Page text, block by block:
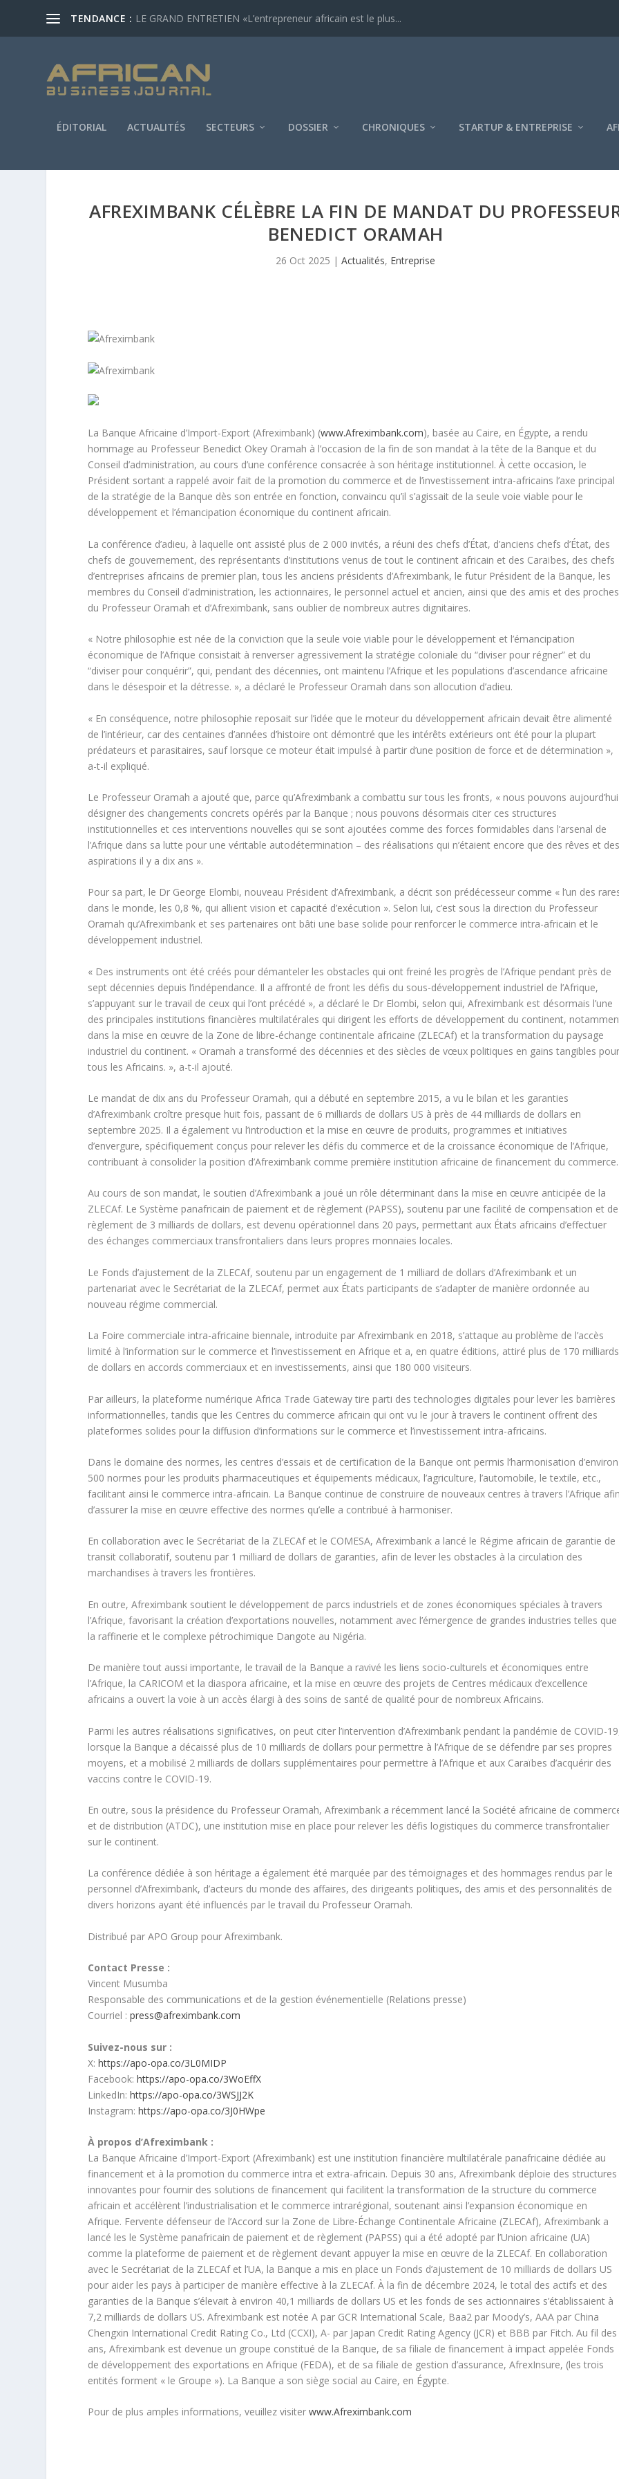
TENDANCE : LE GRAND ENTRETIEN «L’entrepreneur africain est le plus...
ÉDITORIAL ACTUALITÉS SECTEURS DOSSIER CHRONIQUES STARTUP & ENTREPRISE
AFREXIMBANK CÉLÈBRE LA FIN DE MANDAT DU
BENEDICT ORAMAH
26 Oct 2025 |Actualités, Entreprise
La Banque Africaine d’Import-Export (Afreximbank) (www.Afreximbank.com), basée au Caire, en Égypte, a rendu
hommage au Professeur Benedict Okey Oramah à l’occasion de la fin de son mandat à la tête de la Banque et du
Conseil d’administration, au cours d’une conférence consacrée à son héritage institutionnel. À cette occasion, le
Président sortant a rappelé avoir fait de la promotion du commerce et de l’investissement intra-africains l’axe principal
de la stratégie de la Banque dès son entrée en fonction, convaincu qu’il s’agissait de la seule voie viable pour le
développement et l’émancipation économique du continent africain.
La conférence d’adieu, à laquelle ont assisté plus de 2 000 invités, a réuni des chefs d’État, d’anciens chefs d’État, des
chefs de gouvernement, des représentants d’institutions venus de tout le continent africain et des Caraïbes, des chefs
d’entreprises africains de premier plan, tous les anciens présidents d’Afreximbank, le futur Président de la Banque, les
membres du Conseil d’administration, les actionnaires, le personnel actuel et ancien, ainsi que des amis et des proches
du Professeur Oramah et d’Afreximbank, sans oublier de nombreux autres dignitaires.
« Notre philosophie est née de la conviction que la seule voie viable pour le développement et l’émancipation
économique de l’Afrique consistait à renverser agressivement la stratégie coloniale du “diviser pour régner” et du
“diviser pour conquérir”, qui, pendant des décennies, ont maintenu l’Afrique et les populations d’ascendance africaine
dans le désespoir et la détresse. », a déclaré le Professeur Oramah dans son allocution d’adieu.
« En conséquence, notre philosophie reposait sur l’idée que le moteur du développement africain devait être alimenté
de l’intérieur, car des centaines d’années d’histoire ont démontré que les intérêts extérieurs ont été pour la plupart
prédateurs et parasitaires, sauf lorsque ce moteur était impulsé à partir d’une position de force et de détermination »,
a-t-il expliqué.
Le Professeur Oramah a ajouté que, parce qu’Afreximbank a combattu sur tous les fronts, « nous pouvons aujourd’hui
désigner des changements concrets opérés par la Banque ; nous pouvons désormais citer ces structures
institutionnelles et ces interventions nouvelles qui se sont ajoutées comme des forces formidables dans l’arsenal de
l’Afrique dans sa lutte pour une véritable autodétermination – des réalisations qui n’étaient encore que des rêves et
aspirations il y a dix ans ».
Pour sa part, le Dr George Elombi, nouveau Président d’Afreximbank, a décrit son prédécesseur comme « l’un des
dans le monde, les 0,8 %, qui allient vision et capacité d’exécution ». Selon lui, c’est sous la direction du Professeur
Oramah qu’Afreximbank et ses partenaires ont bâti une base solide pour renforcer le commerce intra-africain et le
développement industriel.
« Des instruments ont été créés pour démanteler les obstacles qui ont freiné les progrès de l’Afrique pendant près de
sept décennies depuis l’indépendance. Il a affronté de front les défis du sous-développement industriel de l’Afrique,
s’appuyant sur le travail de ceux qui l’ont précédé », a déclaré le Dr Elombi, selon qui, Afreximbank est désormais l’une
des principales institutions financières multilatérales qui dirigent les efforts de développement du continent,
dans la mise en œuvre de la Zone de libre-échange continentale africaine (ZLECAf) et la transformation du paysage
industriel du continent. « Oramah a transformé des décennies et des siècles de vœux politiques en gains tangibles
tous les Africains. », a-t-il ajouté.
Le mandat de dix ans du Professeur Oramah, qui a débuté en septembre 2015, a vu le bilan et les garanties
d’Afreximbank croître presque huit fois, passant de 6 milliards de dollars US à près de 44 milliards de dollars en
septembre 2025. Il a également vu l’introduction et la mise en œuvre de produits, programmes et initiatives
d’envergure, spécifiquement conçus pour relever les défis du commerce et de la croissance économique de l’Afrique,
contribuant à consolider la position d’Afreximbank comme première institution africaine de financement du commerce.
Au cours de son mandat, le soutien d’Afreximbank a joué un rôle déterminant dans la mise en œuvre anticipée de la
ZLECAf. Le Système panafricain de paiement et de règlement (PAPSS), soutenu par une facilité de compensation et de
règlement de 3 milliards de dollars, est devenu opérationnel dans 20 pays, permettant aux États africains d’effectuer
des échanges commerciaux transfrontaliers dans leurs propres monnaies locales.
Le Fonds d’ajustement de la ZLECAf, soutenu par un engagement de 1 milliard de dollars d’Afreximbank et un
partenariat avec le Secrétariat de la ZLECAf, permet aux États participants de s’adapter de manière ordonnée au
nouveau régime commercial.
La Foire commerciale intra-africaine biennale, introduite par Afreximbank en 2018, s’attaque au problème de l’accès
limité à l’information sur le commerce et l’investissement en Afrique et a, en quatre éditions, attiré plus de 170 milliards
de dollars en accords commerciaux et en investissements, ainsi que 180 000 visiteurs.
Par ailleurs, la plateforme numérique Africa Trade Gateway tire parti des technologies digitales pour lever les barrières
informationnelles, tandis que les Centres du commerce africain qui ont vu le jour à travers le continent offrent des
plateformes solides pour la diffusion d’informations sur le commerce et l’investissement intra-africains.
Dans le domaine des normes, les centres d’essais et de certification de la Banque ont permis l’harmonisation d’environ
500 normes pour les produits pharmaceutiques et équipements médicaux, l’agriculture, l’automobile, le textile, etc.,
facilitant ainsi le commerce intra-africain. La Banque continue de construire de nouveaux centres à travers l’Afrique
d’assurer la mise en œuvre effective des normes qu’elle a contribué à harmoniser.
En collaboration avec le Secrétariat de la ZLECAf et le COMESA, Afreximbank a lancé le Régime africain de garantie de
transit collaboratif, soutenu par 1 milliard de dollars de garanties, afin de lever les obstacles à la circulation des
marchandises à travers les frontières.
En outre, Afreximbank soutient le développement de parcs industriels et de zones économiques spéciales à travers
l’Afrique, favorisant la création d’exportations nouvelles, notamment avec l’émergence de grandes industries telles que
la raffinerie et le complexe pétrochimique Dangote au Nigéria.
De manière tout aussi importante, le travail de la Banque a ravivé les liens socio-culturels et économiques entre
l’Afrique, la CARICOM et la diaspora africaine, et la mise en œuvre des projets de Centres médicaux d’excellence
africains a ouvert la voie à un accès élargi à des soins de santé de qualité pour de nombreux Africains.
Parmi les autres réalisations significatives, on peut citer l’intervention d’Afreximbank pendant la pandémie de COVID-
lorsque la Banque a décaissé plus de 10 milliards de dollars pour permettre à l’Afrique de se défendre par ses propres
moyens, et a mobilisé 2 milliards de dollars supplémentaires pour permettre à l’Afrique et aux Caraïbes d’acquérir des
vaccins contre le COVID-19.
En outre, sous la présidence du Professeur Oramah, Afreximbank a récemment lancé la Société africaine de
et de distribution (ATDC), une institution mise en place pour relever les défis logistiques du commerce transfrontalier
sur le continent.
La conférence dédiée à son héritage a également été marquée par des témoignages et des hommages rendus par le
personnel d’Afreximbank, d’acteurs du monde des affaires, des dirigeants politiques, des amis et des personnalités de
divers horizons ayant été influencés par le travail du Professeur Oramah.
Distribué par APO Group pour Afreximbank.
Contact Presse :
Vincent Musumba
Responsable des communications et de la gestion événementielle (Relations presse)
Courriel :press@afreximbank.com
Suivez-nous sur :
X:https://apo-opa.co/3L0MIDP
Facebook:https://apo-opa.co/3WoEffX
LinkedIn:https://apo-opa.co/3WSJJ2K
Instagram:https://apo-opa.co/3J0HWpe
À propos d’Afreximbank :
La Banque Africaine d’Import-Export (Afreximbank) est une institution financière multilatérale panafricaine dédiée au
financement et à la promotion du commerce intra et extra-africain. Depuis 30 ans, Afreximbank déploie des structures
innovantes pour fournir des solutions de financement qui facilitent la transformation de la structure du commerce
africain et accélèrent l’industrialisation et le commerce intrarégional, soutenant ainsi l’expansion économique en
Afrique. Fervente défenseur de l’Accord sur la Zone de Libre-Échange Continentale Africaine (ZLECAf), Afreximbank a
lancé les le Système panafricain de paiement et de règlement (PAPSS) qui a été adopté par l’Union africaine (UA)
comme la plateforme de paiement et de règlement devant appuyer la mise en œuvre de la ZLECAf. En collaboration
avec le Secrétariat de la ZLECAf et l’UA, la Banque a mis en place un Fonds d’ajustement de 10 milliards de dollars US
pour aider les pays à participer de manière effective à la ZLECAf. À la fin de décembre 2024, le total des actifs et des
garanties de la Banque s’élevait à environ 40,1 milliards de dollars US et les fonds de ses actionnaires s’établissaient à
7,2 milliards de dollars US. Afreximbank est notée A par GCR International Scale, Baa2 par Moody’s, AAA par China
Chengxin International Credit Rating Co., Ltd (CCXI), A- par Japan Credit Rating Agency (JCR) et BBB par Fitch. Au fil des
ans, Afreximbank est devenue un groupe constitué de la Banque, de sa filiale de financement à impact appelée Fonds
de développement des exportations en Afrique (FEDA), et de sa filiale de gestion d’assurance, AfrexInsure, (les trois
entités forment « le Groupe »). La Banque a son siège social au Caire, en Égypte.
Pour de plus amples informations, veuillez visiterwww.Afreximbank.com